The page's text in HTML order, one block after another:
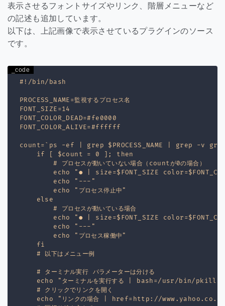
表示させるフォントサイズやリンク、階層メニューなど
の記述も追加しています。
以下は、上記画像で表示させているプラグインのソース
です。
#!/bin/bash
PROCESS_NAME=監視するプロセス名
FONT_SIZE=14
FONT_COLOR_DEAD=#fe0000
FONT_COLOR_ALIVE=#ffffff
count=`ps -ef | grep $PROCESS_NAME | grep -v
    if [ $count = 0 ]; then
        # プロセスが動いていない場合（countが0の場合）
echo "● | size=$FONT_SIZE
        echo "---"
        echo "プロセス停止中"
    else
        # プロセスが動いている場合
echo "● | size=$FONT_SIZE
        echo "---"
        echo "プロセス稼働中"
    fi
    # 以下はメニュー例
    # ターミナル実行 パラメーターは分ける
echo "ターミナルを実行する | bash=/usr/bin/
    # クリックでリンクを開く
echo "リンクの場合 | href=http://